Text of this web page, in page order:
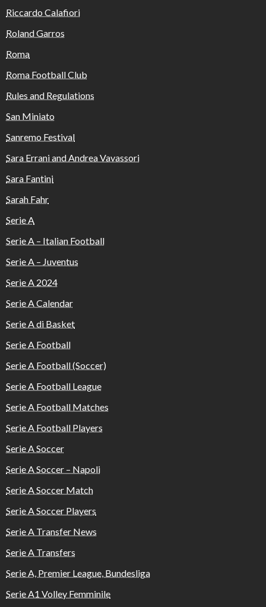
Riccardo Calafiori
Roland Garros
Roma
Roma Football Club
Rules and Regulations
San Miniato
Sanremo Festival
Sara Errani and Andrea Vavassori
Sara Fantini
Sarah Fahr
Serie A
Serie A – Italian Football
Serie A – Juventus
Serie A 2024
Serie A Calendar
Serie A di Basket
Serie A Football
Serie A Football (Soccer)
Serie A Football League
Serie A Football Matches
Serie A Football Players
Serie A Soccer
Serie A Soccer – Napoli
Serie A Soccer Match
Serie A Soccer Players
Serie A Transfer News
Serie A Transfers
Serie A, Premier League, Bundesliga
Serie A1 Volley Femminile